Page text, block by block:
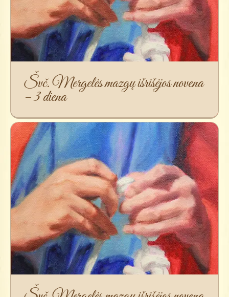
Švč. Mergelės mazgų išrišėjos novena
– 3 diena
Švč. Mergelės mazgų išrišėjos novena
– 3 diena
Švč. Mergelės mazgų išrišėjos novena
– 4 diena